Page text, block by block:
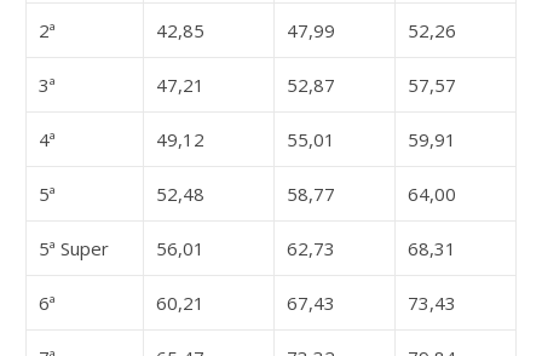
2ª 42,85 47,99 52,26
3ª 47,21 52,87 57,57
4ª 49,12 55,01 59,91
5ª 52,48 58,77 64,00
5ª Super 56,01 62,73 68,31
6ª 60,21 67,43 73,43